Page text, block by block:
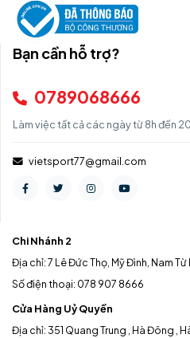
Bạn cần hỗ trợ?
0789068666
Làm việc tất cả các ngày từ 8h đến
vietsport77@gmail.com
Chi Nhánh 2
Địa chỉ: 7 Lê Đức Thọ, Mỹ Đình, Nam Từ
Số điện thoại: 078 907 8666
Cửa Hàng Uỷ Quyền
Địa chỉ: 351 Quang Trung , Hà Đông ,